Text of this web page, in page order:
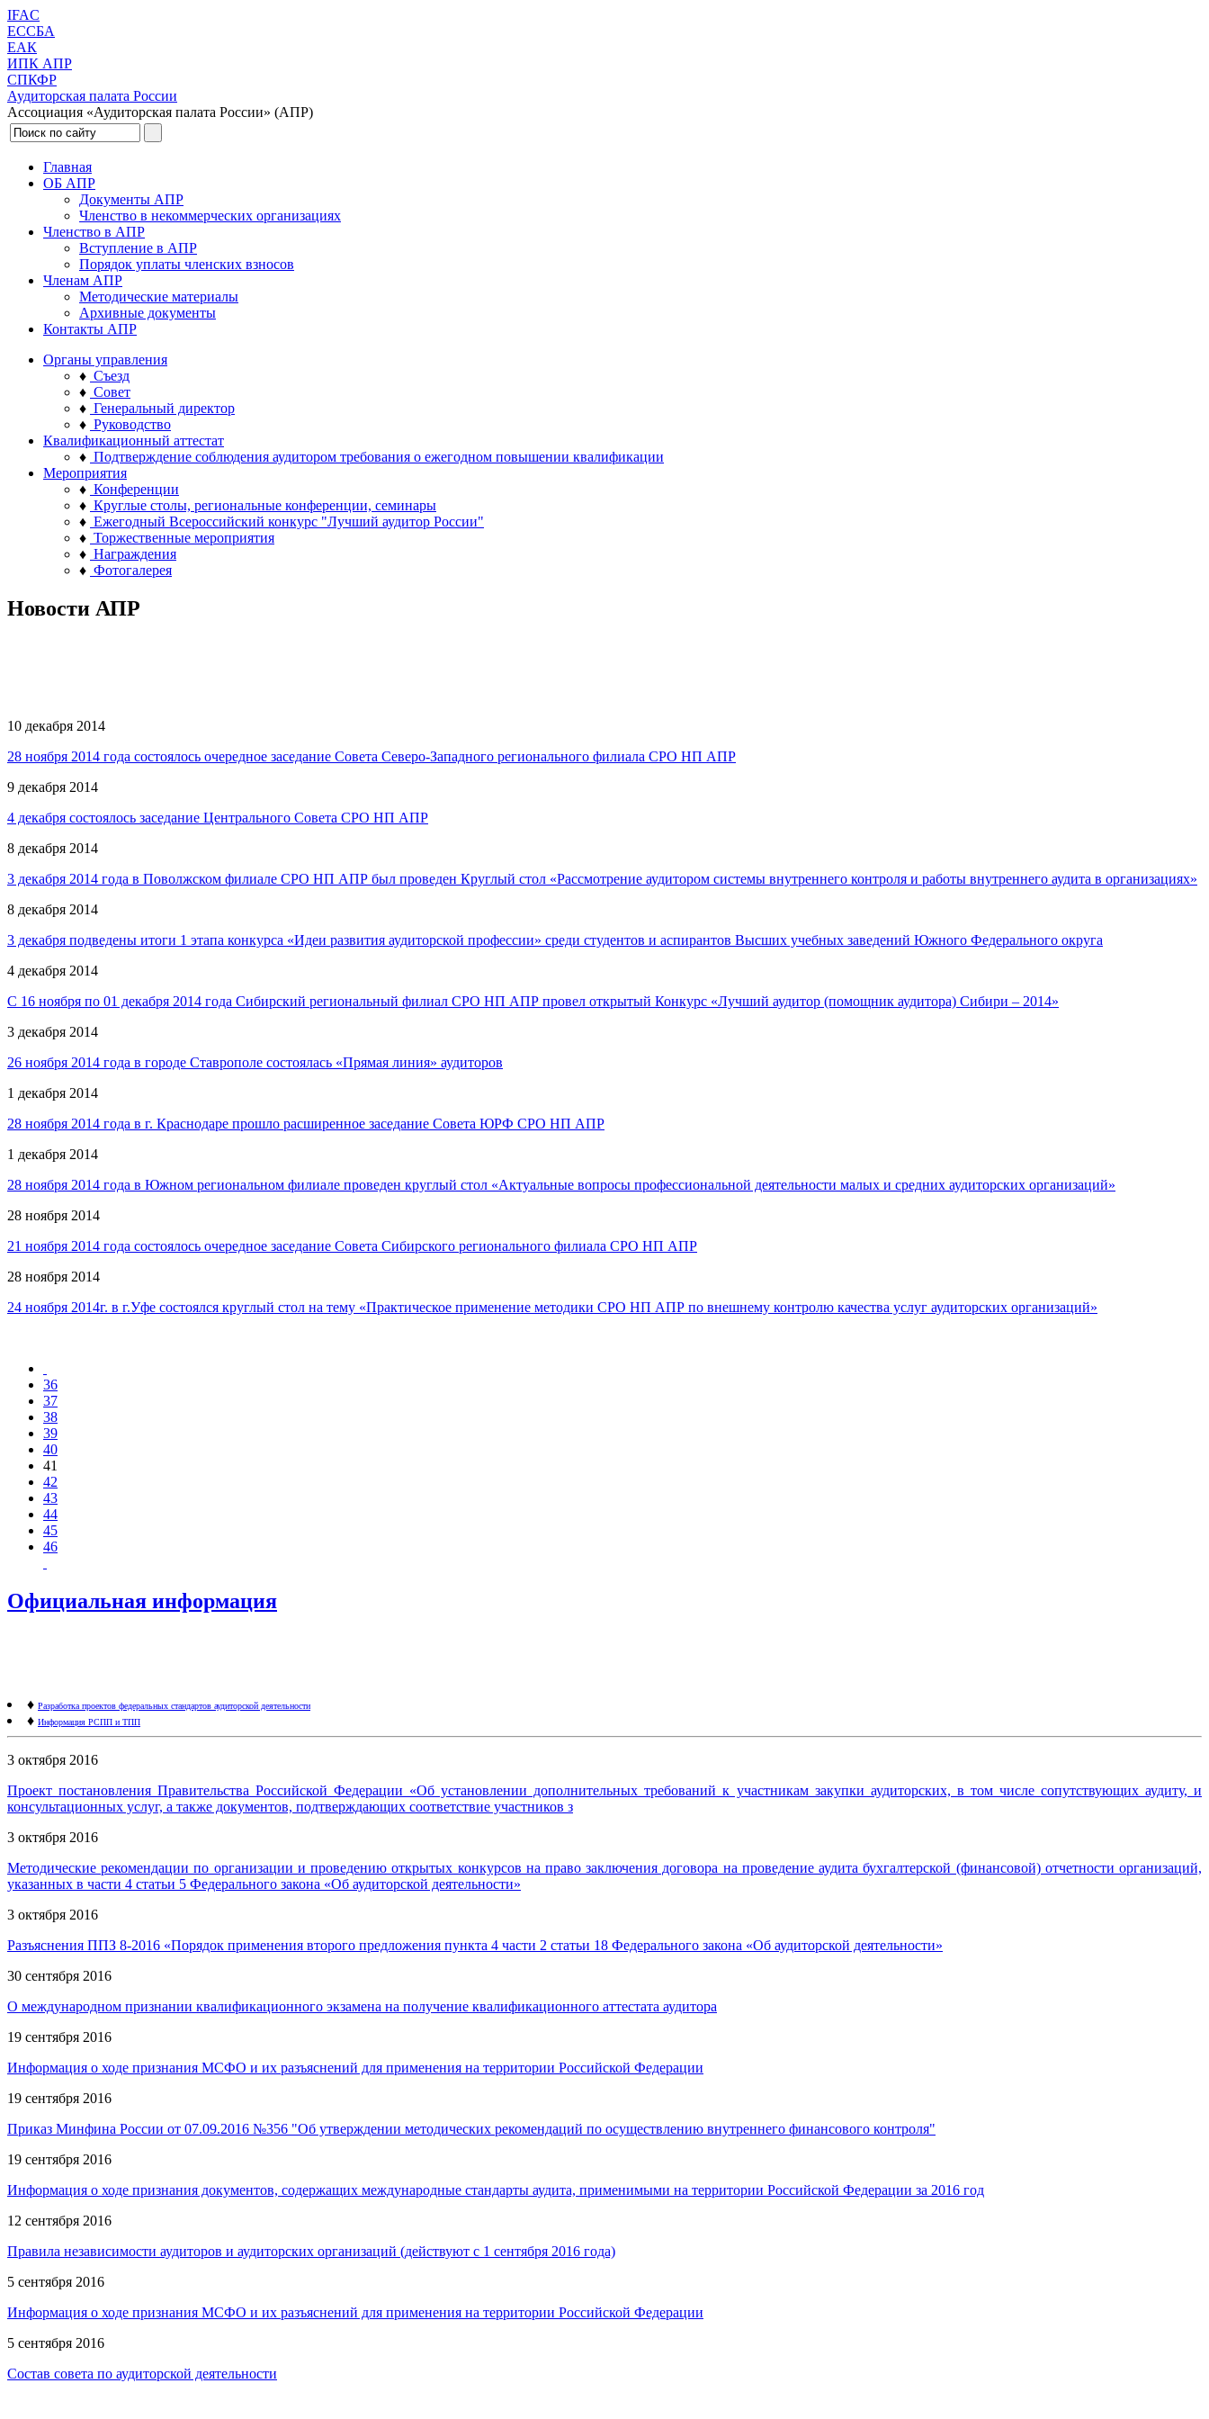
IFAC
ЕССБА
ЕАК
ИПК АПР
СПКФР
Аудиторская палата России
Ассоциация «Аудиторская палата России» (АПР)
Главная
ОБ АПР
Документы АПР
Членство в некоммерческих организациях
Членство в АПР
Вступление в АПР
Порядок уплаты членских взносов
Членам АПР
Методические материалы
Архивные документы
Контакты АПР
Органы управления
♦ Съезд
♦ Совет
♦ Генеральный директор
♦ Руководство
Квалификационный аттестат
♦ Подтверждение соблюдения аудитором требования о ежегодном повышении квалификации
Мероприятия
♦ Конференции
♦ Круглые столы, региональные конференции, семинары
♦ Ежегодный Всероссийский конкурс "Лучший аудитор России"
♦ Торжественные мероприятия
♦ Награждения
♦ Фотогалерея
Новости АПР
10 декабря 2014
28 ноября 2014 года состоялось очередное заседание Совета Северо-Западного регионального филиала СРО НП АПР
9 декабря 2014
4 декабря состоялось заседание Центрального Совета СРО НП АПР
8 декабря 2014
3 декабря 2014 года в Поволжском филиале СРО НП АПР был проведен Круглый стол «Рассмотрение аудитором системы внутреннего контроля и работы внутреннего аудита в организациях»
8 декабря 2014
3 декабря подведены итоги 1 этапа конкурса «Идеи развития аудиторской профессии» среди студентов и аспирантов Высших учебных заведений Южного Федерального округа
4 декабря 2014
С 16 ноября по 01 декабря 2014 года Сибирский региональный филиал СРО НП АПР провел открытый Конкурс «Лучший аудитор (помощник аудитора) Сибири – 2014»
3 декабря 2014
26 ноября 2014 года в городе Ставрополе состоялась «Прямая линия» аудиторов
1 декабря 2014
28 ноября 2014 года в г. Краснодаре прошло расширенное заседание Совета ЮРФ СРО НП АПР
1 декабря 2014
28 ноября 2014 года в Южном региональном филиале проведен круглый стол «Актуальные вопросы профессиональной деятельности малых и средних аудиторских организаций»
28 ноября 2014
21 ноября 2014 года состоялось очередное заседание Совета Сибирского регионального филиала СРО НП АПР
28 ноября 2014
24 ноября 2014г. в г.Уфе состоялся круглый стол на тему «Практическое применение методики СРО НП АПР по внешнему контролю качества услуг аудиторских организаций»
36
37
38
39
40
41
42
43
44
45
46
Официальная информация
♦ Разработка проектов федеральных стандартов аудиторской деятельности
♦ Информация РСПП и ТПП
3 октября 2016
Проект постановления Правительства Российской Федерации «Об установлении дополнительных требований к участникам закупки аудиторских, в том числе сопутствующих аудиту, и
консультационных услуг, а также документов, подтверждающих соответствие участников з
3 октября 2016
Методические рекомендации по организации и проведению открытых конкурсов на право заключения договора на проведение аудита бухгалтерской (финансовой) отчетности организаций,
указанных в части 4 статьи 5 Федерального закона «Об аудиторской деятельности»
3 октября 2016
Разъяснения ППЗ 8-2016 «Порядок применения второго предложения пункта 4 части 2 статьи 18 Федерального закона «Об аудиторской деятельности»
30 сентября 2016
О международном признании квалификационного экзамена на получение квалификационного аттестата аудитора
19 сентября 2016
Информация о ходе признания МСФО и их разъяснений для применения на территории Российской Федерации
19 сентября 2016
Приказ Минфина России от 07.09.2016 №356 "Об утверждении методических рекомендаций по осуществлению внутреннего финансового контроля"
19 сентября 2016
Информация о ходе признания документов, содержащих международные стандарты аудита, применимыми на территории Российской Федерации за 2016 год
12 сентября 2016
Правила независимости аудиторов и аудиторских организаций (действуют с 1 сентября 2016 года)
5 сентября 2016
Информация о ходе признания МСФО и их разъяснений для применения на территории Российской Федерации
5 сентября 2016
Состав совета по аудиторской деятельности